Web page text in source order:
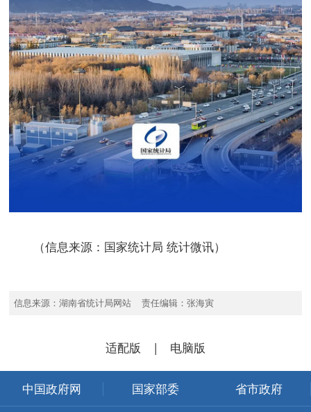
（信息来源：国家统计局 统计微讯）
信息来源：湖南省统计局网站 责任编辑：张海寅
适配版 | 电脑版
中国政府网 国家部委 省市政府